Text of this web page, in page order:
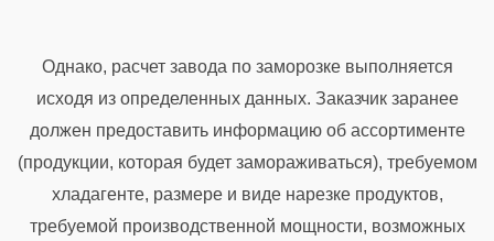
Однако, расчет завода по заморозке выполняется
исходя из определенных данных. Заказчик заранее
должен предоставить информацию об ассортименте
(продукции, которая будет замораживаться), требуемом
хладагенте, размере и виде нарезке продуктов,
требуемой производственной мощности, возможных